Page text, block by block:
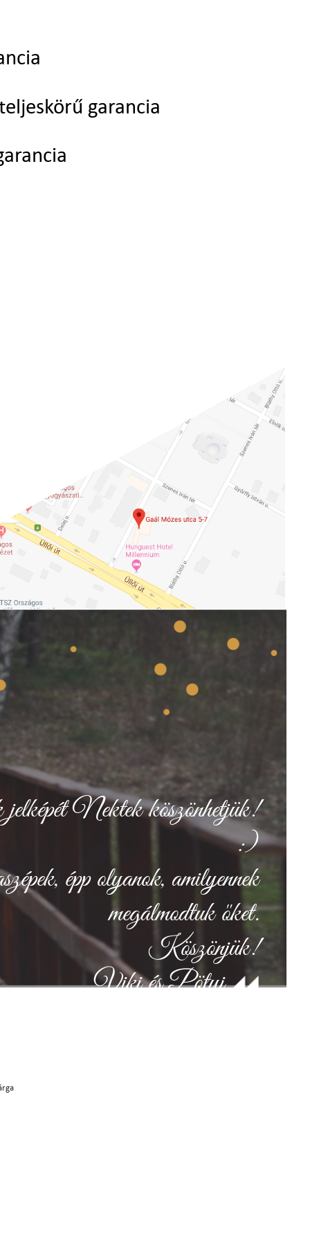
garancia
Nektek köszönhetjük!
:)
épp olyanok, amilyennek
megálmodtuk őket.
Köszönjük!
Viki és Pötyi